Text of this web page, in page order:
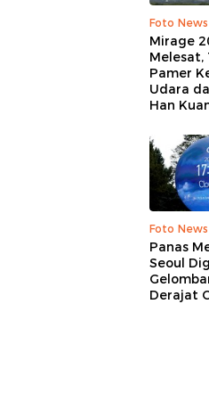
Foto News
Mirage
Melesat,
Pamer
Udara
Han
Foto News
Panas
Seoul
Derajat